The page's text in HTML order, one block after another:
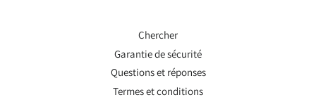
Chercher
Garantie de sécurité
Questions et réponses
Termes et conditions